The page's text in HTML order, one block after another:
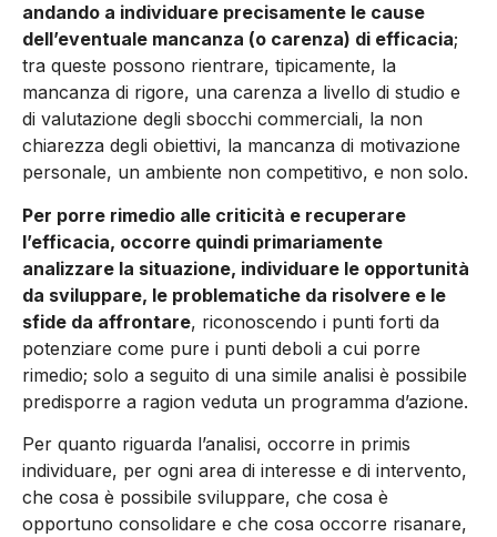
andando a individuare precisamente le cause
dell’eventuale mancanza (o carenza) di efficacia;
tra queste possono rientrare, tipicamente, la
mancanza di rigore, una carenza a livello di studio e
di valutazione degli sbocchi commerciali, la non
chiarezza degli obiettivi, la mancanza di motivazione
personale, un ambiente non competitivo, e non solo.
Per porre rimedio alle criticità e recuperare
l’efficacia, occorre quindi primariamente
analizzare la situazione, individuare le opportunità
da sviluppare, le problematiche da risolvere e le
sfide da affrontare, riconoscendo i punti forti da
potenziare come pure i punti deboli a cui porre
rimedio; solo a seguito di una simile analisi è possibile
predisporre a ragion veduta un programma d’azione.
Per quanto riguarda l’analisi, occorre in primis
individuare, per ogni area di interesse e di intervento,
che cosa è possibile sviluppare, che cosa è
opportuno consolidare e che cosa occorre risanare,